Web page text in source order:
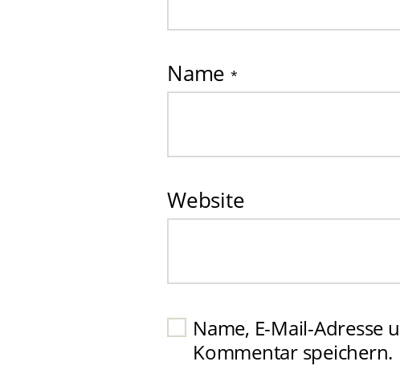
Name *
Website
Name, E-Mail-Adresse
Kommentar speichern.